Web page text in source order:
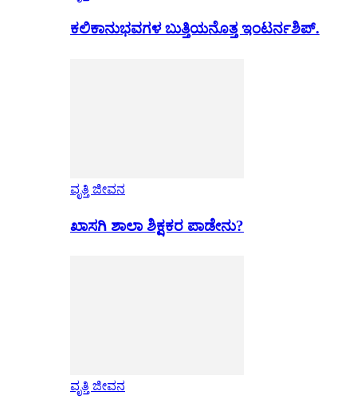
ಕಲಿಕಾನುಭವಗಳ ಬುತ್ತಿಯನೊತ್ತ ಇಂಟರ್ನಶಿಪ್.
ವೃತ್ತಿ ಜೀವನ
ಖಾಸಗಿ ಶಾಲಾ ಶಿಕ್ಷಕರ ಪಾಡೇನು?
ವೃತ್ತಿ ಜೀವನ